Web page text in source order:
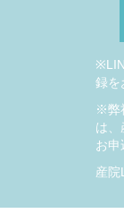
録を
※弊
は、
お申
産院